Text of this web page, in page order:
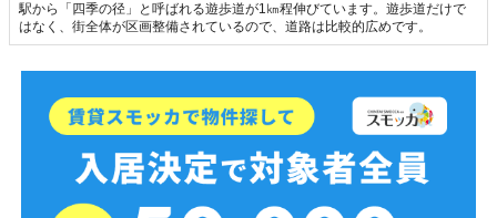
駅から「四季の径」と呼ばれる遊歩道が1㎞程伸びています。遊歩道だけで
はなく、街全体が区画整備されているので、道路は比較的広めです。